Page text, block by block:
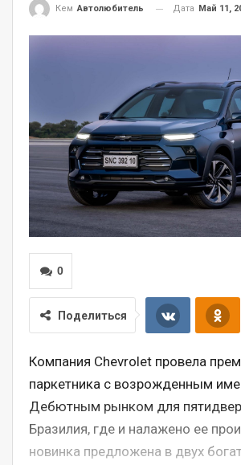
Кем Автолюбитель Дата Май 11,
0
Поделиться
Компания Chevrolet провела
паркетника с возрожденным
Дебютным рынком для
Бразилия, где и налажено ее
новинка предложена в двух